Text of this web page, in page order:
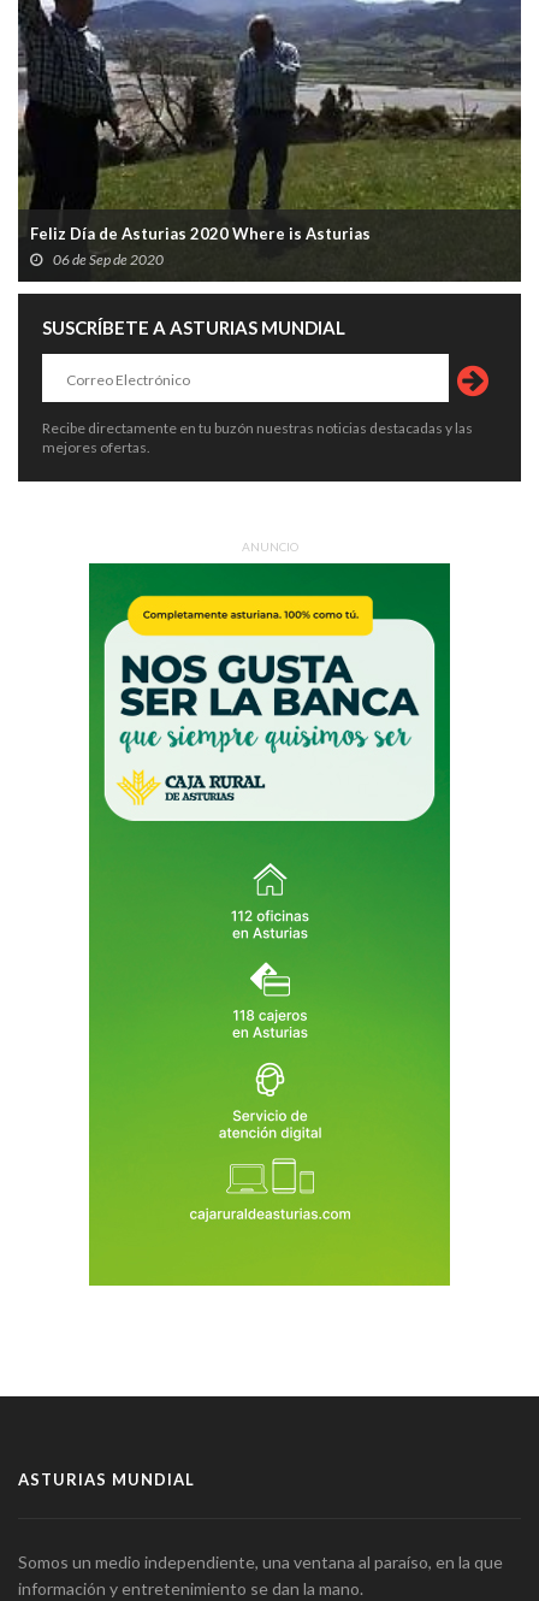
Feliz Día de Asturias 2020 Where is Asturias
06 de Sep de 2020
SUSCRÍBETE A ASTURIAS MUNDIAL
Recibe directamente en tu buzón nuestras noticias destacadas y las
mejores ofertas.
ANUNCIO
ASTURIAS MUNDIAL
Somos un medio independiente, una ventana al paraíso, en la que
información y entretenimiento se dan la mano.